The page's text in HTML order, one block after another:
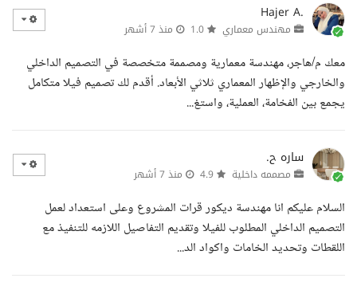
Hajer A.
مهندس معماري منذ 7 أشهر
معك م/هاجر، مهندسة معمارية ومصممة متخصصة في التصميم الداخلي
والخارجي والإظهار المعماري ثلاثي الأبعاد. أقدم لك تصميم فيلا متكامل
يجمع بين الفخامة، العملية، واستغ...
ساره ح.
مصممه داخلية منذ 7 أشهر
السلام عليكم انا مهندسة ديكور قرات المشروع وعلى استعداد لعمل
التصميم الداخلي المطلوب للفيلا وتقديم التفاصيل اللازمه للتنفيذ مع
اللقطات وتحديد الخامات واكواد الد...